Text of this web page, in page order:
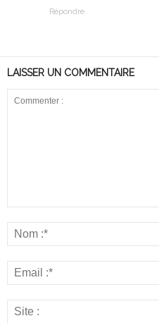
Répondre
LAISSER UN COMMENTAIRE